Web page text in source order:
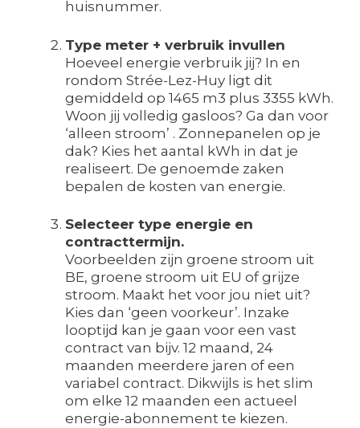
huisnummer.
Type meter + verbruik invullen
Hoeveel energie verbruik jij? In en
rondom Strée-Lez-Huy ligt dit
gemiddeld op 1465 m3 plus 3355 kWh.
Woon jij volledig gasloos? Ga dan voor
‘alleen stroom’ . Zonnepanelen op je
dak? Kies het aantal kWh in dat je
realiseert. De genoemde zaken
bepalen de kosten van energie.
Selecteer type energie en
contracttermijn.
Voorbeelden zijn groene stroom uit
BE, groene stroom uit EU of grijze
stroom. Maakt het voor jou niet uit?
Kies dan ‘geen voorkeur’. Inzake
looptijd kan je gaan voor een vast
contract van bijv. 12 maand, 24
maanden meerdere jaren of een
variabel contract. Dikwijls is het slim
om elke 12 maanden een actueel
energie-abonnement te kiezen.